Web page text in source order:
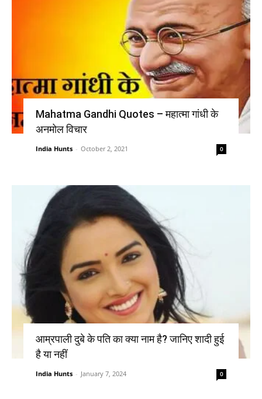
Mahatma Gandhi Quotes – महात्मा गांधी के
अनमोल विचार
India Hunts - October 2, 2021 0
आम्रपाली दुबे के पति का क्या नाम है? जानिए शादी हुई
है या नहीं
India Hunts - January 7, 2024 0